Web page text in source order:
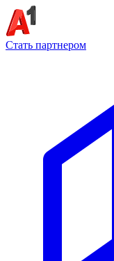
Стать партнером